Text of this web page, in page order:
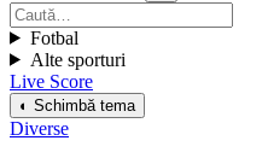
Fotbal
Alte sporturi
Live Score
◐ Schimbă tema
Diverse